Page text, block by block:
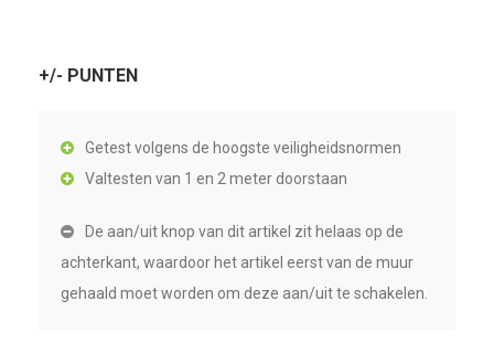
+/- PUNTEN
Getest volgens de hoogste veiligheidsnormen
Valtesten van 1 en 2 meter doorstaan
De aan/uit knop van dit artikel zit helaas op de
achterkant, waardoor het artikel eerst van de muur
gehaald moet worden om deze aan/uit te schakelen.